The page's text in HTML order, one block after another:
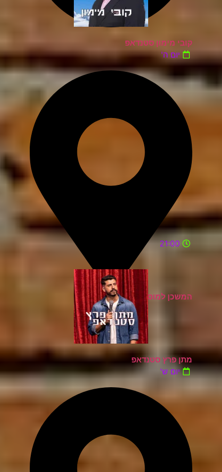
קובי מימון סטנדאפ
יום ה'
המשכן למוסיקה ואומניות רעננה
21:00
מתן פרץ סטנדאפ
יום ש'